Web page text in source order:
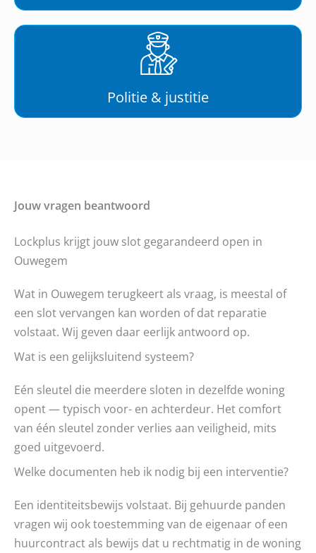
Politie & justitie
Jouw vragen beantwoord
Lockplus krijgt jouw slot gegarandeerd open in
Ouwegem
Wat in Ouwegem terugkeert als vraag, is meestal of
een slot vervangen kan worden of dat reparatie
volstaat. Wij geven daar eerlijk antwoord op.
Wat is een gelijksluitend systeem?
Eén sleutel die meerdere sloten in dezelfde woning
opent — typisch voor- en achterdeur. Het comfort
van één sleutel zonder verlies aan veiligheid, mits
goed uitgevoerd.
Welke documenten heb ik nodig bij een interventie?
Een identiteitsbewijs volstaat. Bij gehuurde panden
vragen wij ook toestemming van de eigenaar of een
huurcontract als bewijs dat u rechtmatig in de woning